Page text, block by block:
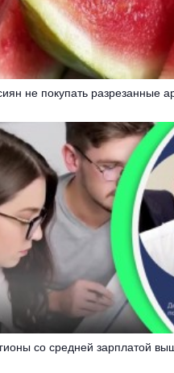
не покупать разрезанные
со средней зарплатой